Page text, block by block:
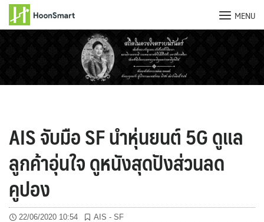
MENU
AIS จับมือ SF นำหุ่นยนต์ 5G ดูแล
ลูกค้าอุ่นใจ ดูหนังสุดปังส่วนลด
คูปอง
22/06/2020 10:54 AIS - SF